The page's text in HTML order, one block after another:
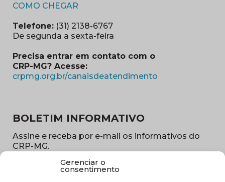
Gerenciar o
consentimento
COMO CHEGAR
Telefone: (31) 2138-6767
De segunda a sexta-feira
Precisa entrar em contato com o
CRP-MG? Acesse:
crpmg.org.br/canaisdeatendimento
BOLETIM INFORMATIVO
Assine e receba por e-mail os informativos do
CRP-MG.